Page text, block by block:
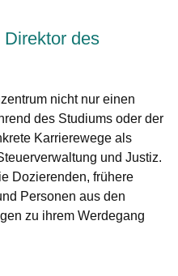
des
nicht nur einen
des Studiums oder der
Karrierewege als
und Justiz.
Dozierenden, frühere
Personen aus den
zu ihrem Werdegang